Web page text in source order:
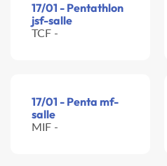
17/01 - Pentathlon
jsf-salle
TCF -
17/01 - Penta mf-
salle
MIF -